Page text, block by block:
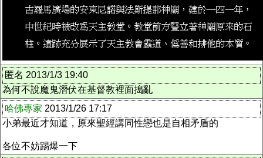
匿名 2013/1/3 19:40
為何不說魔鬼潛伏在基督教裡面搗亂
哈佛專家 2013/1/26 17:17
小弟最近才知道，原來聖經講同性戀也是自相矛盾的
各位不妨踢爆一下